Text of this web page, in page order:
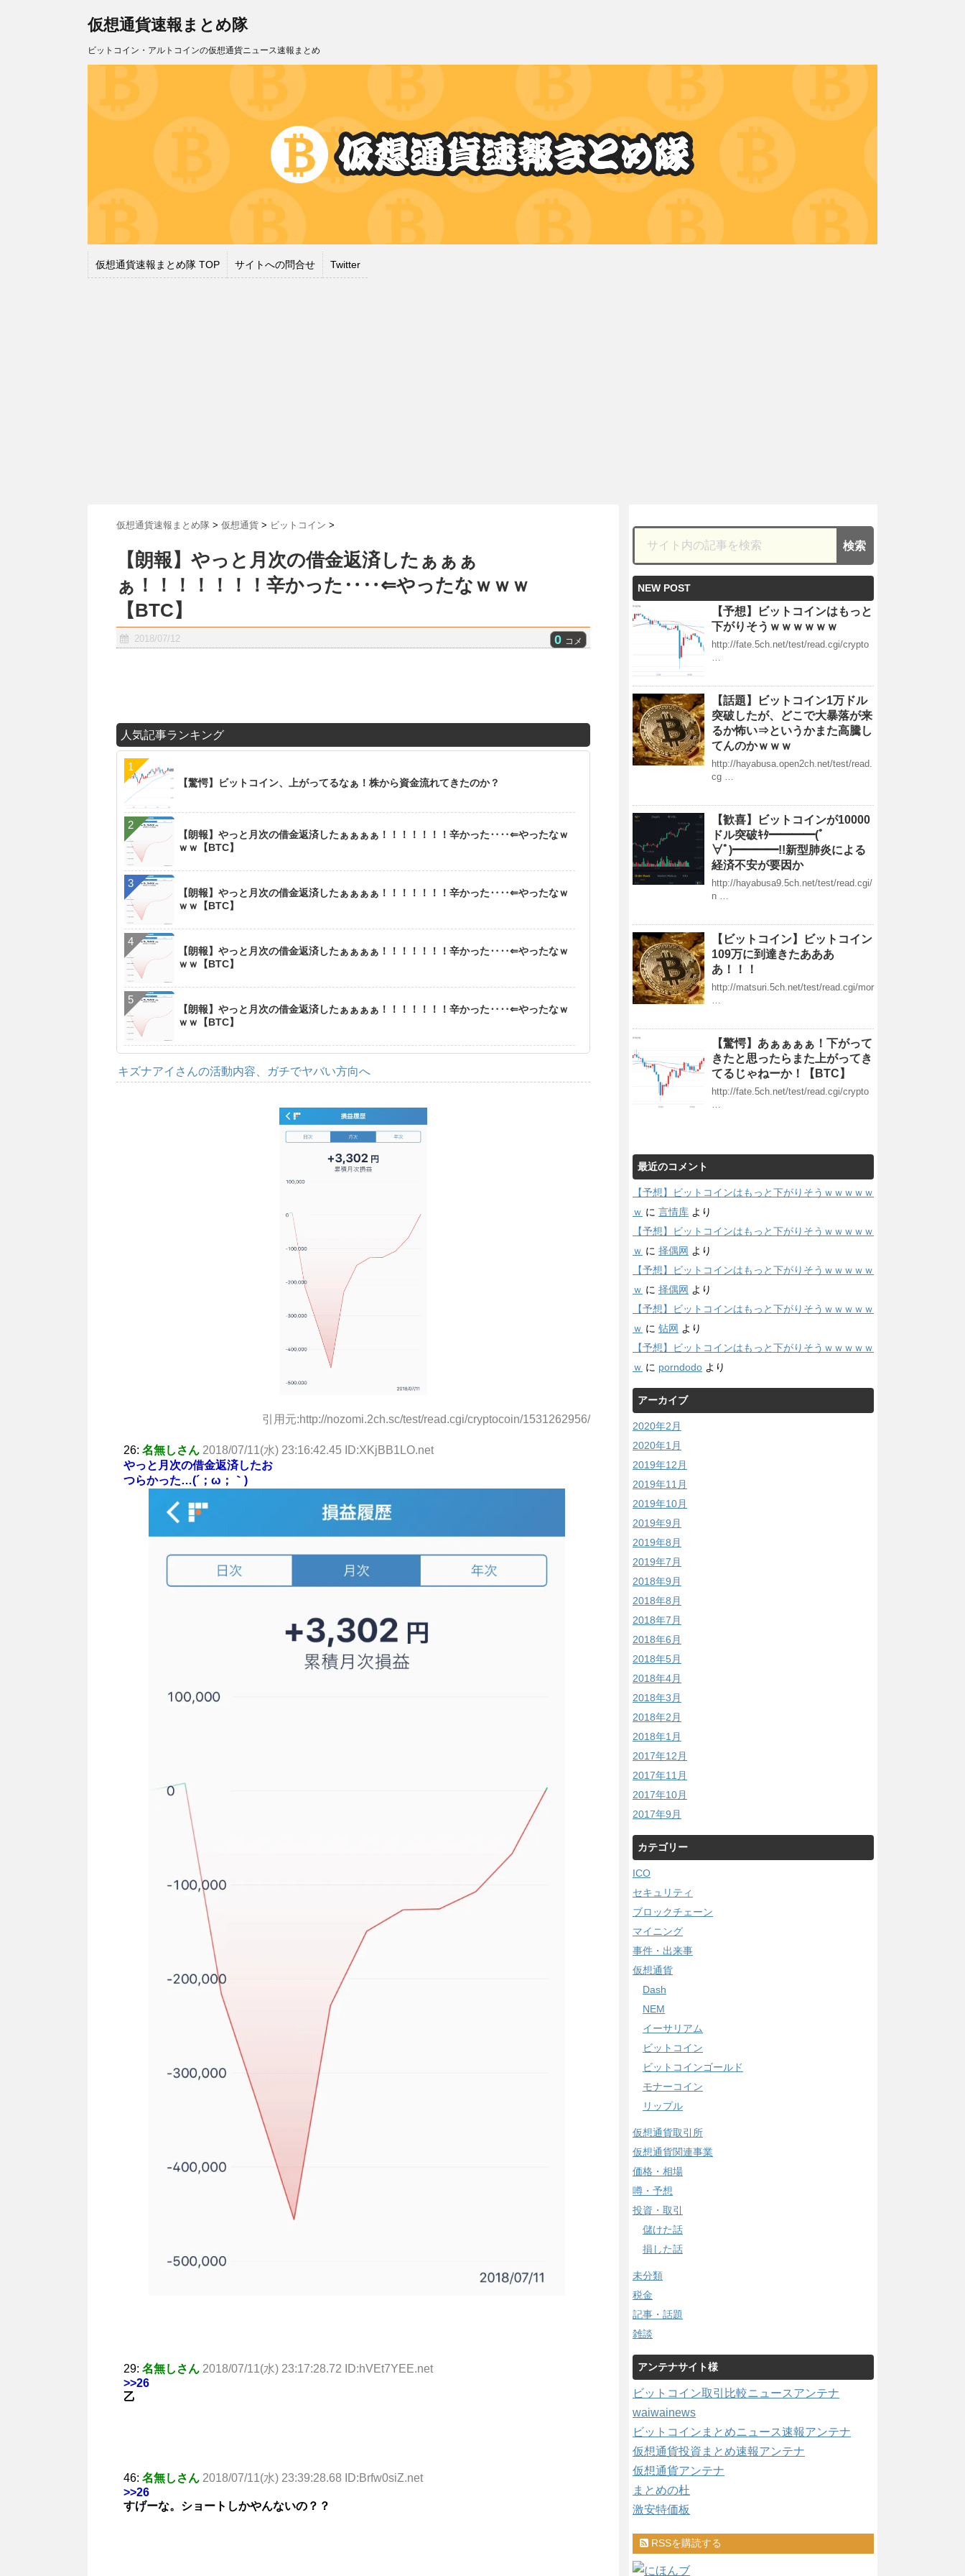
仮想通貨速報まとめ隊
ビットコイン・アルトコインの仮想通貨ニュース速報まとめ
仮想通貨速報まとめ隊 TOP サイトへの問合せ Twitter
仮想通貨速報まとめ隊 > 仮想通貨 > ビットコイン >
【朗報】やっと月次の借金返済したぁぁぁ
ぁ！！！！！！！辛かった‥‥⇐やったなｗｗｗ
【BTC】
2018/07/12 0 コメ
人気記事ランキング
【驚愕】ビットコイン、上がってるなぁ！株から資金流れてきたのか？
【朗報】やっと月次の借金返済したぁぁぁぁ！！！！！！！辛かった‥‥⇐やったなｗ
ｗｗ【BTC】
【朗報】やっと月次の借金返済したぁぁぁぁ！！！！！！！辛かった‥‥⇐やったなｗ
ｗｗ【BTC】
【朗報】やっと月次の借金返済したぁぁぁぁ！！！！！！！辛かった‥‥⇐やったなｗ
ｗｗ【BTC】
【朗報】やっと月次の借金返済したぁぁぁぁ！！！！！！！辛かった‥‥⇐やったなｗ
ｗｗ【BTC】
キズナアイさんの活動内容、ガチでヤバい方向へ
引用元:http://nozomi.2ch.sc/test/read.cgi/cryptocoin/1531262956/
26: 名無しさん 2018/07/11(水) 23:16:42.45 ID:XKjBB1LO.net
やっと月次の借金返済したお
つらかった…(´；ω；｀)
29: 名無しさん 2018/07/11(水) 23:17:28.72 ID:hVEt7YEE.net
>>26
乙
46: 名無しさん 2018/07/11(水) 23:39:28.68 ID:Brfw0siZ.net
>>26
すげーな。ショートしかやんないの？？
NEW POST
【予想】ビットコインはもっと
下がりそうｗｗｗｗｗｗ
http://fate.5ch.net/test/read.cgi/crypto
…
【話題】ビットコイン1万ドル
突破したが、どこで大暴落が来
るか怖い⇒というかまた高騰し
てんのかｗｗｗ
http://hayabusa.open2ch.net/test/read.
cg …
【歓喜】ビットコインが10000
ドル突破ｷﾀ━━━━(ﾟ
∀ﾟ)━━━━!!新型肺炎による
経済不安が要因か
http://hayabusa9.5ch.net/test/read.cgi/
n …
【ビットコイン】ビットコイン
109万に到達きたあああ
あ！！！
http://matsuri.5ch.net/test/read.cgi/mor
…
【驚愕】あぁぁぁぁ！下がって
きたと思ったらまた上がってき
てるじゃねーか！【BTC】
http://fate.5ch.net/test/read.cgi/crypto
…
最近のコメント
【予想】ビットコインはもっと下がりそうｗｗｗｗｗ
ｗ に 言情库 より
【予想】ビットコインはもっと下がりそうｗｗｗｗｗ
ｗ に 择偶网 より
【予想】ビットコインはもっと下がりそうｗｗｗｗｗ
ｗ に 择偶网 より
【予想】ビットコインはもっと下がりそうｗｗｗｗｗ
ｗ に 钻网 より
【予想】ビットコインはもっと下がりそうｗｗｗｗｗ
ｗ に porndodo より
アーカイブ
2020年2月
2020年1月
2019年12月
2019年11月
2019年10月
2019年9月
2019年8月
2019年7月
2018年9月
2018年8月
2018年7月
2018年6月
2018年5月
2018年4月
2018年3月
2018年2月
2018年1月
2017年12月
2017年11月
2017年10月
2017年9月
カテゴリー
ICO
セキュリティ
ブロックチェーン
マイニング
事件・出来事
仮想通貨
Dash
NEM
イーサリアム
ビットコイン
ビットコインゴールド
モナーコイン
リップル
仮想通貨取引所
仮想通貨関連事業
価格・相場
噂・予想
投資・取引
儲けた話
損した話
未分類
税金
記事・話題
雑談
アンテナサイト様
ビットコイン取引比較ニュースアンテナ
waiwainews
ビットコインまとめニュース速報アンテナ
仮想通貨投資まとめ速報アンテナ
仮想通貨アンテナ
まとめの杜
激安特価板
RSSを購読する